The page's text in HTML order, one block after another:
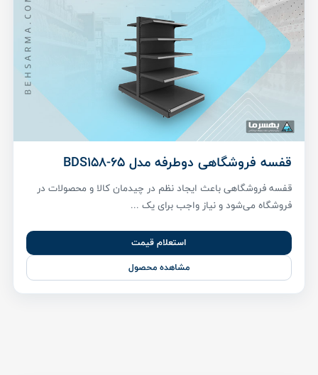
قفسه فروشگاهی دوطرفه مدل BDS158-65
قفسه فروشگاهی باعث ایجاد نظم در چیدمان کالا و محصولات در
فروشگاه می‌شود و نیاز واجب برای یک ...
استعلام قیمت
مشاهده محصول